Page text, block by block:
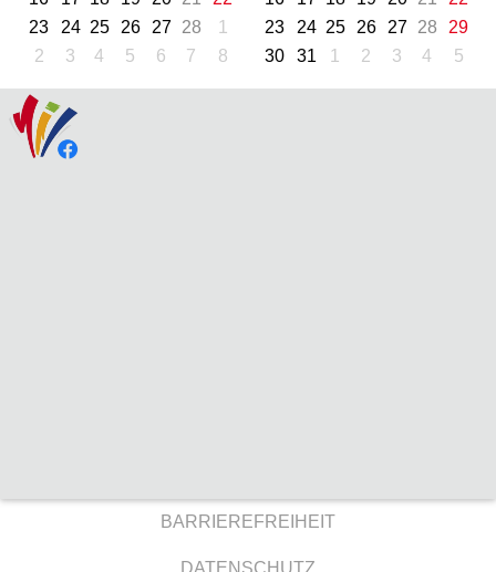
23
24 25 26 27 28
1
2
3 4 5 6 7 8
23
24 25 26 27 28
29
30
31 1 2 3 4 5
BARRIEREFREIHEIT
DATENSCHUTZ